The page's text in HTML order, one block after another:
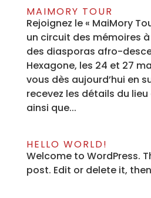
MAIMORY TOUR
Rejoignez le « MaiMory
un circuit des mémoires
des diasporas afro-
Hexagone, les 24 et 27
vous dès aujourd’hui en
recevez les détails du
ainsi que...
HELLO WORLD!
Welcome to WordPress.
post. Edit or delete it,